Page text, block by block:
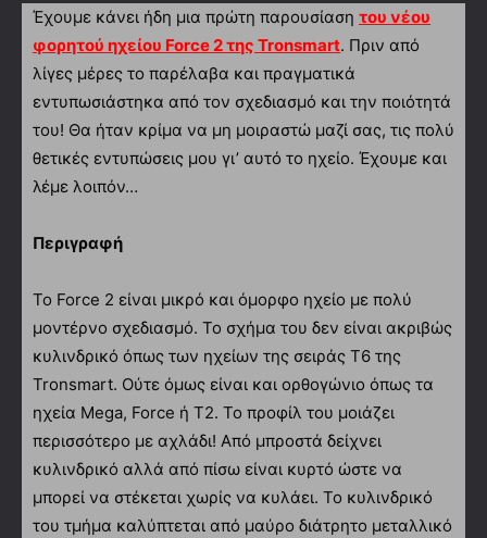
Έχουμε κάνει ήδη μια πρώτη παρουσίαση του νέου
φορητού ηχείου Force 2 της Tronsmart. Πριν από
λίγες μέρες το παρέλαβα και πραγματικά
εντυπωσιάστηκα από τον σχεδιασμό και την ποιότητά
του! Θα ήταν κρίμα να μη μοιραστώ μαζί σας, τις πολύ
θετικές εντυπώσεις μου γι’ αυτό το ηχείο. Έχουμε και
λέμε λοιπόν…
Περιγραφή
Το Force 2 είναι μικρό και όμορφο ηχείο με πολύ
μοντέρνο σχεδιασμό. Το σχήμα του δεν είναι ακριβώς
κυλινδρικό όπως των ηχείων της σειράς T6 της
Tronsmart. Ούτε όμως είναι και ορθογώνιο όπως τα
ηχεία Mega, Force ή T2. Το προφίλ του μοιάζει
περισσότερο με αχλάδι! Από μπροστά δείχνει
κυλινδρικό αλλά από πίσω είναι κυρτό ώστε να
μπορεί να στέκεται χωρίς να κυλάει. Το κυλινδρικό
του τμήμα καλύπτεται από μαύρο διάτρητο μεταλλικό